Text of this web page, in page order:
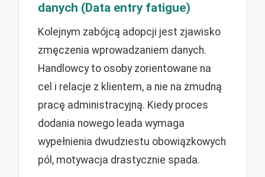
danych (Data entry fatigue)
Kolejnym zabójcą adopcji jest zjawisko
zmęczenia wprowadzaniem danych.
Handlowcy to osoby zorientowane na
cel i relacje z klientem, a nie na żmudną
pracę administracyjną. Kiedy proces
dodania nowego leada wymaga
wypełnienia dwudziestu obowiązkowych
pól, motywacja drastycznie spada.